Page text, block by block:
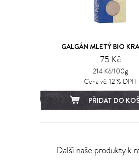
GALGÁN MLETÝ BIO
75 Kč
214 Kč/100g
Cena vč. 12 % DPH
PŘIDAT DO
Další naše produkty k